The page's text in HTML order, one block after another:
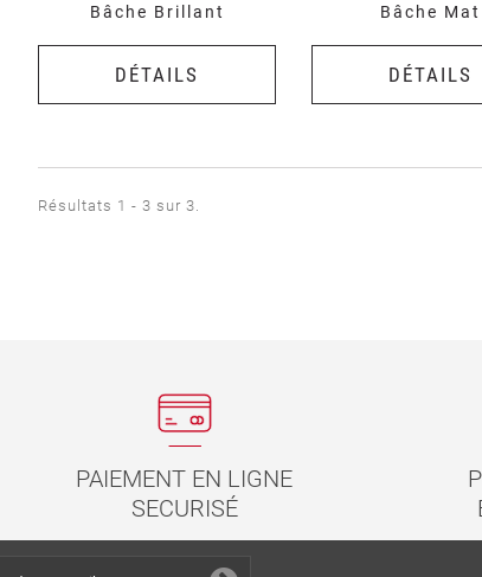
Bâche Brillant
DÉTAILS
Bâche Mat
DÉTAILS
Résultats 1 - 3 sur 3.
PAIEMENT EN LIGNE
SECURISÉ